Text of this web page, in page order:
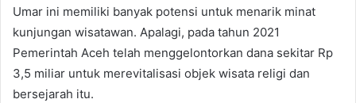
Umar ini memiliki banyak potensi untuk menarik minat
kunjungan wisatawan. Apalagi, pada tahun 2021
Pemerintah Aceh telah menggelontorkan dana sekitar Rp
3,5 miliar untuk merevitalisasi objek wisata religi dan
bersejarah itu.